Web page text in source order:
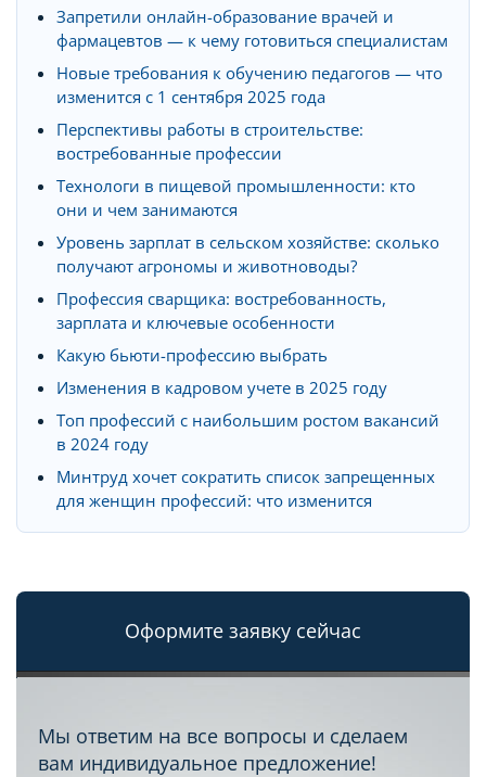
Запретили онлайн-образование врачей и
фармацевтов — к чему готовиться специалистам
Новые требования к обучению педагогов — что
изменится с 1 сентября 2025 года
Перспективы работы в строительстве:
востребованные профессии
Технологи в пищевой промышленности: кто
они и чем занимаются
Уровень зарплат в сельском хозяйстве: сколько
получают агрономы и животноводы?
Профессия сварщика: востребованность,
зарплата и ключевые особенности
Какую бьюти-профессию выбрать
Изменения в кадровом учете в 2025 году
Топ профессий с наибольшим ростом вакансий
в 2024 году
Минтруд хочет сократить список запрещенных
для женщин профессий: что изменится
Оформите заявку сейчас
Мы ответим на все вопросы и сделаем
вам индивидуальное предложение!